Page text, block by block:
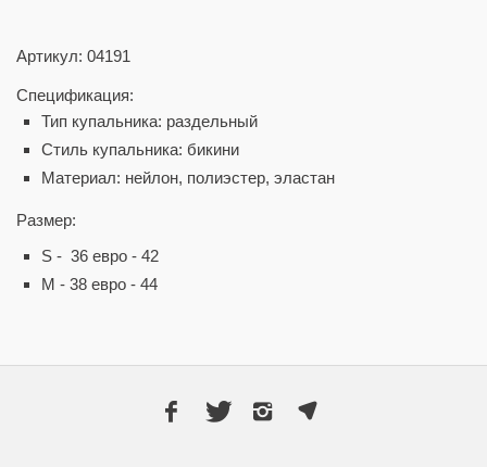
Артикул: 04191
Спецификация:
Тип купальника: раздельный
Стиль купальника: бикини
Материал: нейлон, полиэстер, эластан
Размер:
S - 36 евро - 42
M - 38 евро - 44